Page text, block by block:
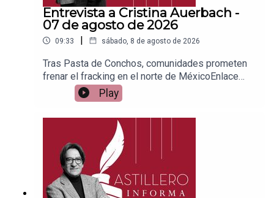
Entrevista a Cristina Auerbach -
07 de agosto de 2026
09:33 | sábado, 8 de agosto de 2026
Tras Pasta de Conchos, comunidades prometen
frenar el fracking en el norte de MéxicoEnlace
para apoyar vía
Patreon:https://www.patreon.com/julioastilleroEnl
PayPal:https://www.paypal.me/julioastilleroCuent
a para hacer transferencias a cuenta BBVA a
nombre de Julio Hernández López:
1539408017CLABE: 012 320 01539408017
2Tienda:https://julioastillerotienda.com/
Play